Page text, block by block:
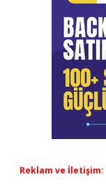
Reklam ve İletişim: